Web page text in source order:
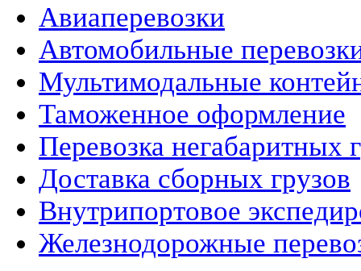
Авиаперевозки
Автомобильные
Мультимодальные
Таможенное оформление
Перевозка негабаритных
Доставка сборных грузов
Внутрипортовое
Железнодорожные